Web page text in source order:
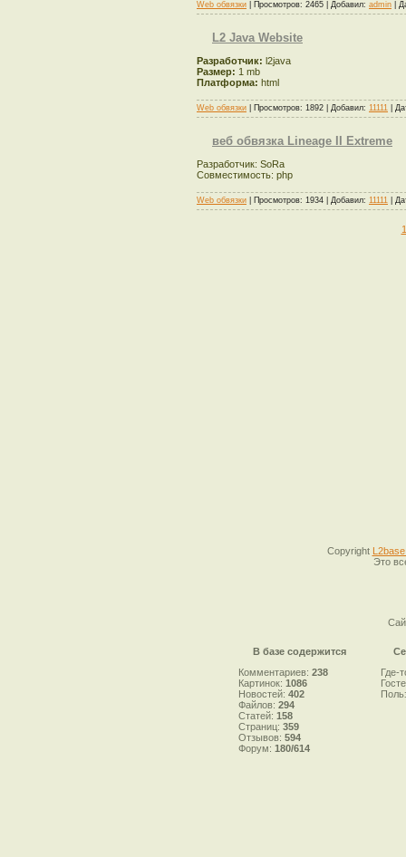
Web обвязки | Просмотров: 2465 | Добавил: admin |
L2 Java Website
Разработчик: l2java
Размер: 1 mb
Платформа: html
Web обвязки | Просмотров: 1892 | Добавил: 11111 |
веб обвязка Lineage II Extreme
Разработчик: SoRa
Совместимость: php
Web обвязки | Просмотров: 1934 | Добавил: 11111 |
Copyright
Это
В базе содержится
Комментариев: 238
Картинок: 1086
Новостей: 402
Файлов: 294
Статей: 158
Страниц: 359
Отзывов: 594
Форум: 180/614
Где-